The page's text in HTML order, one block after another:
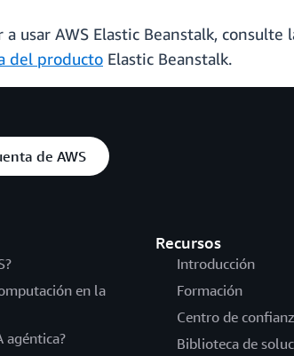
a usar AWS Elastic Beanstalk, consulte
del producto Elastic Beanstalk.
de AWS
en la
agéntica?
Recursos
Introducción
Formación
Centro de
Biblioteca de